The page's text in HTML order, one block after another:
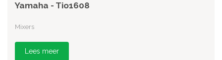
Yamaha - Tio1608
Mixers
Lees meer